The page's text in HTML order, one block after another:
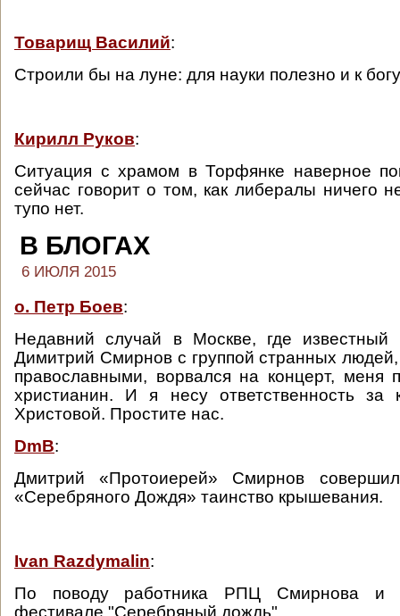
Товарищ Василий:
Строили бы на луне: для науки полезно и к
Кирилл Руков:
Ситуация с храмом в Торфянке наверное
сейчас говорит о том, как либералы ничего
тупо нет.
В БЛОГАХ
6 ИЮЛЯ 2015
о. Петр Боев:
Недавний случай в Москве, где известный
Димитрий Смирнов с группой странных
православными, ворвался на концерт, меня
христианин. И я несу ответственность за
Христовой. Простите нас.
DmB:
Дмитрий «Протоиерей» Смирнов
«Серебряного Дождя» таинство крышевания.
Ivan Razdymalin:
По поводу работника РПЦ Смирнова и
фестивале "Серебряный дождь".